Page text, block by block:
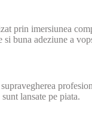
prin imersiunea
buna adeziune a
lansate pe piata.